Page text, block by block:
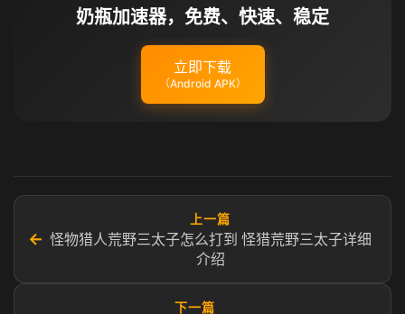
奶瓶加速器，免费、快速、稳定
立即下载
（Android APK）
←
上一篇
怪物猎人荒野三太子怎么打到 怪猎荒野三太子详细
介绍
下一篇